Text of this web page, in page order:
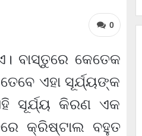
0
ବାସ୍ତୁରେ କେତେକ
ଏହା ସୂର୍ଯ୍ୟଙ୍କ
ସୂର୍ଯ୍ୟ କିରଣ ଏକ
କ୍ରିଷ୍ଟାଲ ବହୁତ